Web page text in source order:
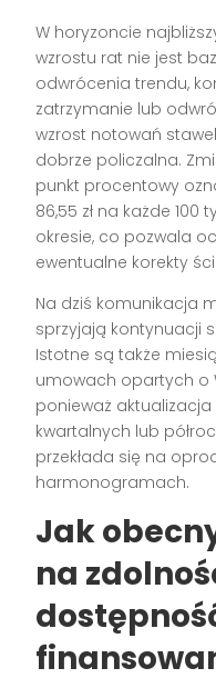
W horyzoncie
wzrostu rat nie jest
odwrócenia trendu,
zatrzymanie lub
wzrost notowań
dobrze policzalna.
punkt procentowy
86,55 zł na każde 100
okresie, co pozwala
ewentualne korekty
Na dziś komunikacja
sprzyjają kontynuacji
Istotne są także
umowach opartych o
ponieważ
kwartalnych lub
przekłada się na
harmonogramach.
Jak
na